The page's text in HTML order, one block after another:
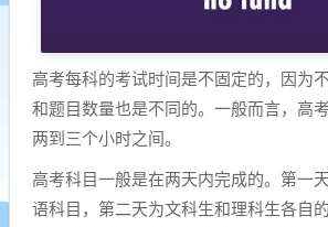
高考每科的考试时间是不固定的，因为
和题目数量也是不同的。一般而言，高
两到三个小时之间。
高考科目一般是在两天内完成的。第一
语科目，第二天为文科生和理科生各自